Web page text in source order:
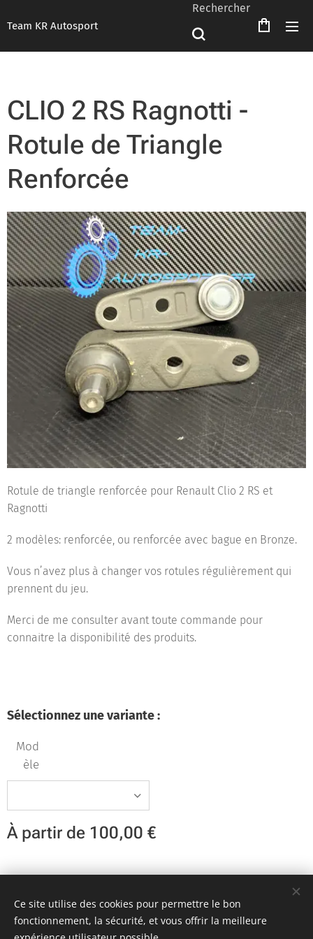
Team KR Autosport
Rechercher
CLIO 2 RS Ragnotti -
Rotule de Triangle
Renforcée
Rotule de triangle renforcée pour Renault Clio 2 RS et
Ragnotti
2 modèles: renforcée, ou renforcée avec bague en Bronze.
Vous n’avez plus à changer vos rotules régulièrement qui
prennent du jeu.
Merci de me consulter avant toute commande pour
connaitre la disponibilité des produits.
Sélectionnez une variante :
Mod
èle
À partir de 100,00 €
Team KR Autosport - Création originale 2D Unlimited © 2018
Toutes images non libres de droits
Cookies
Ce site utilise des cookies pour permettre le bon
fonctionnement, la sécurité, et vous offrir la meilleure